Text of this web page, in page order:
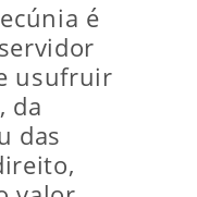
é
usufruir
da
das